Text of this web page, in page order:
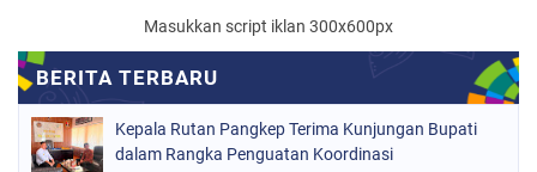
Masukkan script iklan 300x600px
Kepala Rutan Pangkep Terima Kunjungan Bupati
dalam Rangka Penguatan Koordinasi